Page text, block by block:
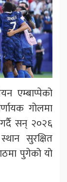
एम्बाप्पेको
गोलमा
सन् २०२६
सुरक्षित
पुगेको यो